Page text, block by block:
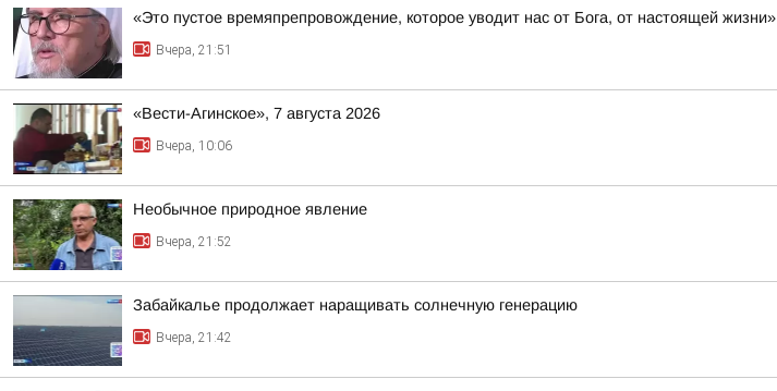
«Это пустое времяпрепровождение, которое уводит нас от Бога, от настоящей жизни»
Вчера, 21:51
«Вести-Агинское», 7 августа 2026
Вчера, 10:06
Необычное природное явление
Вчера, 21:52
Забайкалье продолжает наращивать солнечную генерацию
Вчера, 21:42